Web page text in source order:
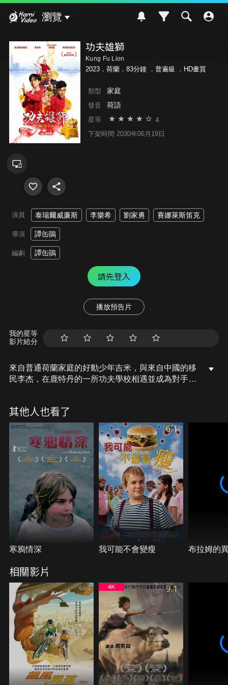
瀏覽
功夫雄獅
Kung Fu Lion
2023．荷蘭．83分鐘 ． 普遍級 ．HD畫質
類型 家庭
發音 荷語
星等 4
下架時間 2030年06月19日
演員 泰瑞爾威廉斯 李樂希 劉家勇 賽娜萊斯笛克
導演 譚缶鵑
編劇 譚缶鵑
請先登入
播放預告片
我的星等
影片給分
來自普通荷蘭家庭的好動少年吉米，與來自中國的移
民李杰，在鹿特丹的一所功夫學校相遇並成為對手。
其他人也看了
寒鴉情深
6.1
我可能不會變瘦 布拉姆的
相關影片
9.1